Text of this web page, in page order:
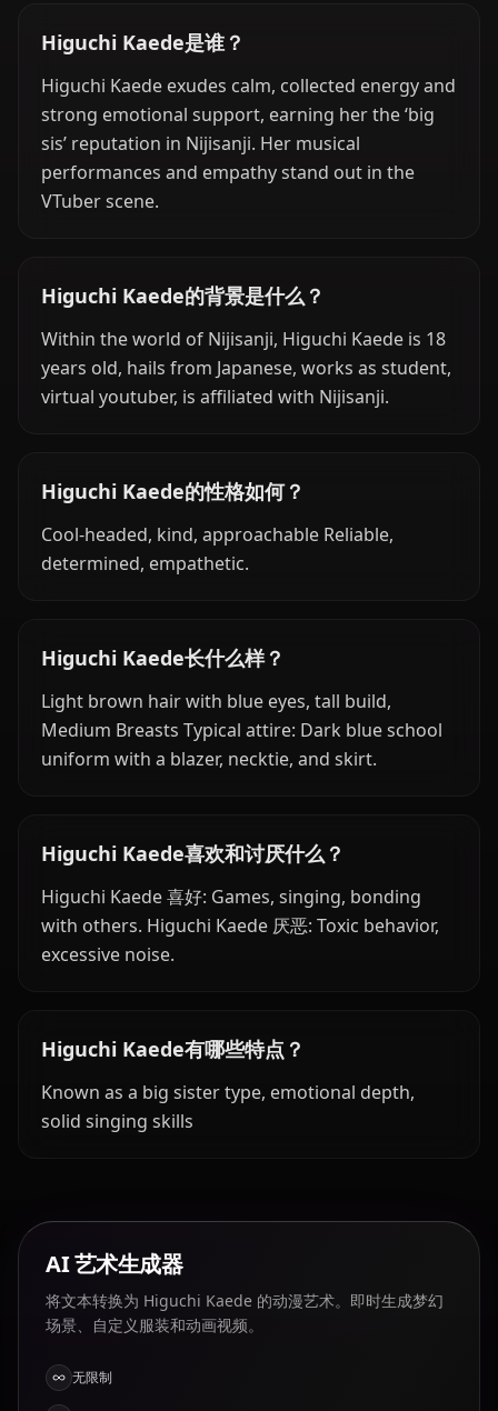
Higuchi Kaede是谁？
Higuchi Kaede exudes calm, collected energy and
strong emotional support, earning her the ‘big
sis’ reputation in Nijisanji. Her musical
performances and empathy stand out in the
VTuber scene.
Higuchi Kaede的背景是什么？
Within the world of Nijisanji, Higuchi Kaede is 18
years old, hails from Japanese, works as student,
virtual youtuber, is affiliated with Nijisanji.
Higuchi Kaede的性格如何？
Cool-headed, kind, approachable Reliable,
determined, empathetic.
Higuchi Kaede长什么样？
Light brown hair with blue eyes, tall build,
Medium Breasts Typical attire: Dark blue school
uniform with a blazer, necktie, and skirt.
Higuchi Kaede喜欢和讨厌什么？
Higuchi Kaede 喜好: Games, singing, bonding
with others. Higuchi Kaede 厌恶: Toxic behavior,
excessive noise.
Higuchi Kaede有哪些特点？
Known as a big sister type, emotional depth,
solid singing skills
AI 艺术生成器
将文本转换为 Higuchi Kaede 的动漫艺术。即时生成梦幻
场景、自定义服装和动画视频。
无限制